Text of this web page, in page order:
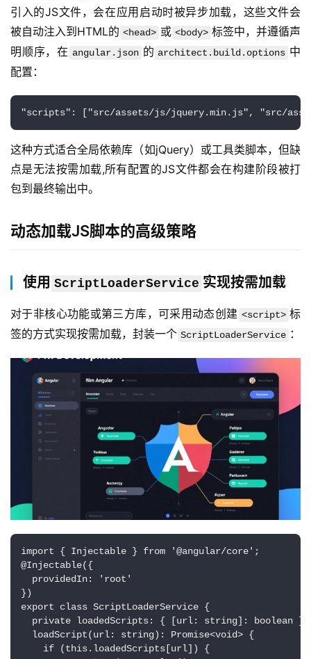
引入的JS文件，会在应用启动时被异步加载，这些文件会
被自动注入到HTML的 <head> 或 <body> 标签中，并遵循声
明顺序，在 angular.json 的 architect.build.options 中
配置：
"scripts": ["src/assets/js/jquery.min.js", "src/
这种方式适合全局依赖库（如jQuery）或工具类脚本，但缺
点是无法按需加载,所有配置的JS文件都会在构建阶段被打
包到最终输出中。
动态加载JS脚本的高级策略
使用 ScriptLoaderService 实现按需加载
对于非核心功能或第三方库，可采用动态创建 <script> 标
签的方式实现按需加载，封装一个 ScriptLoaderService ：
import { Injectable } from '@angular/core';
@Injectable({
  providedIn: 'root'
})
export class ScriptLoaderService {
private loadedScripts: { [url: string]: boolean }
  loadScript(url: string): Promise<void> {
    if (this.loadedScripts[url]) {